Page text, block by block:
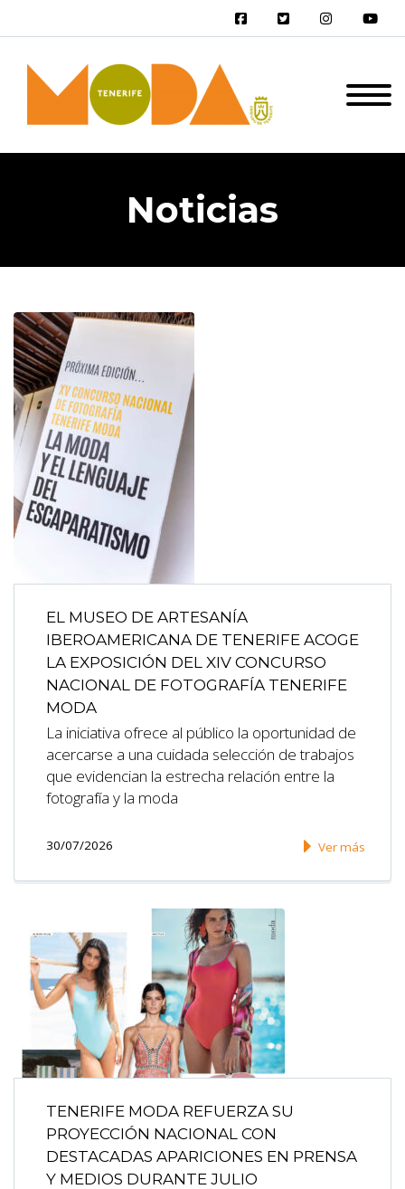
Noticias
EL MUSEO DE ARTESANÍA
IBEROAMERICANA DE TENERIFE ACOGE
LA EXPOSICIÓN DEL XIV CONCURSO
NACIONAL DE FOTOGRAFÍA TENERIFE
MODA
La iniciativa ofrece al público la oportunidad de
acercarse a una cuidada selección de trabajos
que evidencian la estrecha relación entre la
fotografía y la moda
30/07/2026 Ver más
TENERIFE MODA REFUERZA SU
PROYECCIÓN NACIONAL CON
DESTACADAS APARICIONES EN PRENSA
Y MEDIOS DURANTE JULIO